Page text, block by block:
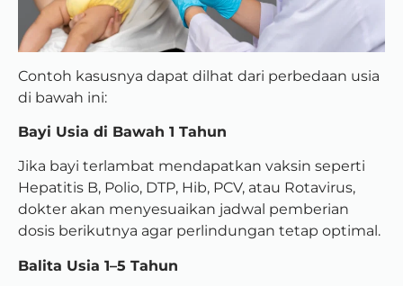
Contoh kasusnya dapat dilhat dari perbedaan usia
di bawah ini:
Bayi Usia di Bawah 1 Tahun
Jika bayi terlambat mendapatkan vaksin seperti
Hepatitis B, Polio, DTP, Hib, PCV, atau Rotavirus,
dokter akan menyesuaikan jadwal pemberian
dosis berikutnya agar perlindungan tetap optimal.
Balita Usia 1–5 Tahun